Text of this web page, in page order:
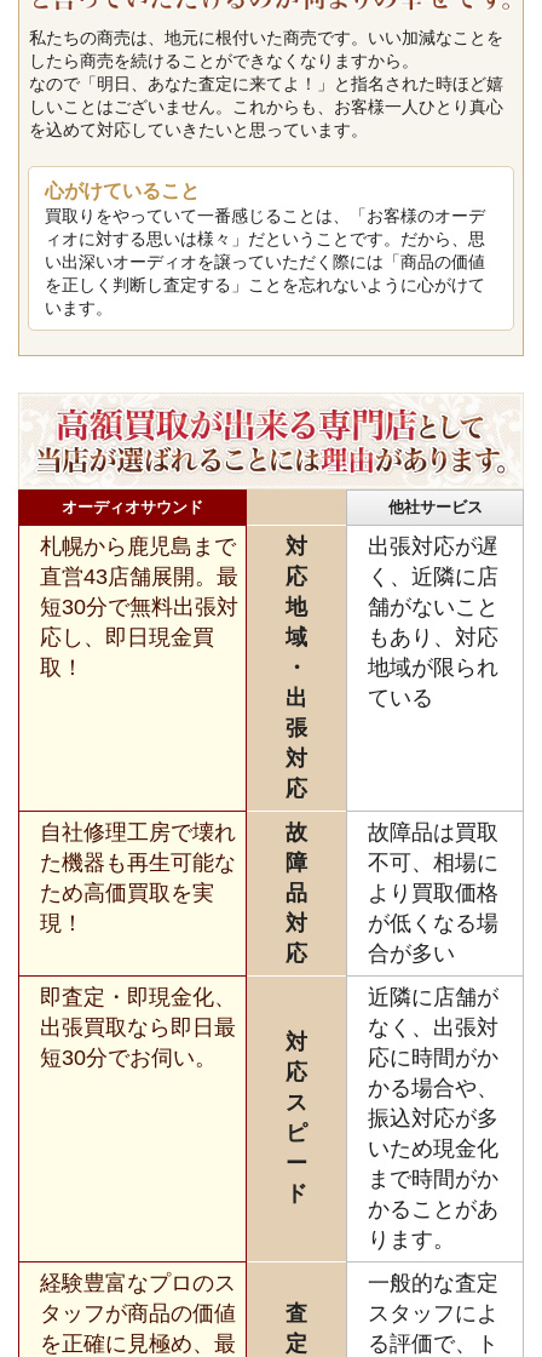
私たちの商売は、地元に根付いた商売です。いい加減なことを
したら商売を続けることができなくなりますから。
なので「明日、あなた査定に来てよ！」と指名された時ほど嬉
しいことはございません。これからも、お客様一人ひとり真心
を込めて対応していきたいと思っています。
心がけていること
買取りをやっていて一番感じることは、「お客様のオーデ
ィオに対する思いは様々」だということです。だから、思
い出深いオーディオを譲っていただく際には「商品の価値
を正しく判断し査定する」ことを忘れないように心がけて
います。
オーディオサウンド 他社サービス
札幌から鹿児島まで
直営43店舗展開。最
短30分で無料出張対
応し、即日現金買
取！
対
応
地
域
・
出
張
対
応
出張対応が遅
く、近隣に店
舗がないこと
もあり、対応
地域が限られ
ている
自社修理工房で壊れ
た機器も再生可能な
ため高価買取を実
現！
故
障
品
対
応
故障品は買取
不可、相場に
より買取価格
が低くなる場
合が多い
即査定・即現金化、
出張買取なら即日最
短30分でお伺い。
対
応
ス
ピ
ー
ド
近隣に店舗が
なく、出張対
応に時間がか
かる場合や、
振込対応が多
いため現金化
まで時間がか
かることがあ
ります。
経験豊富なプロのス
タッフが商品の価値
を正確に見極め、最
査
定
一般的な査定
スタッフによ
る評価で、ト